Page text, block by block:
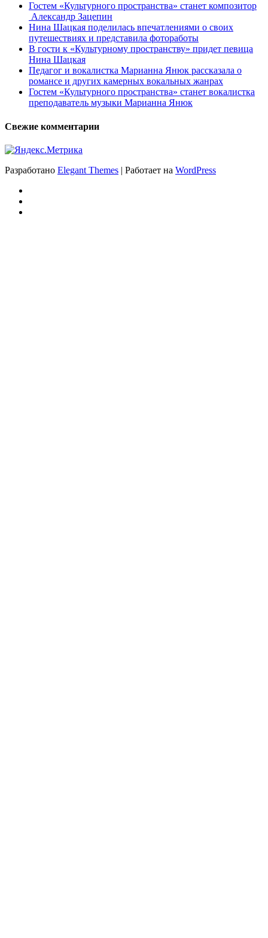
Гостем «Культурного пространства» станет композитор
Александр Зацепин
Нина Шацкая поделилась впечатлениями о своих
путешествиях и представила фотоработы
В гости к «Культурному пространству» придет певица
Нина Шацкая
Педагог и вокалистка Марианна Янюк рассказала о
романсе и других камерных вокальных жанрах
Гостем «Культурного пространства» станет вокалистка
преподаватель музыки Марианна Янюк
Свежие комментарии
Разработано Elegant Themes | Работает на WordPress